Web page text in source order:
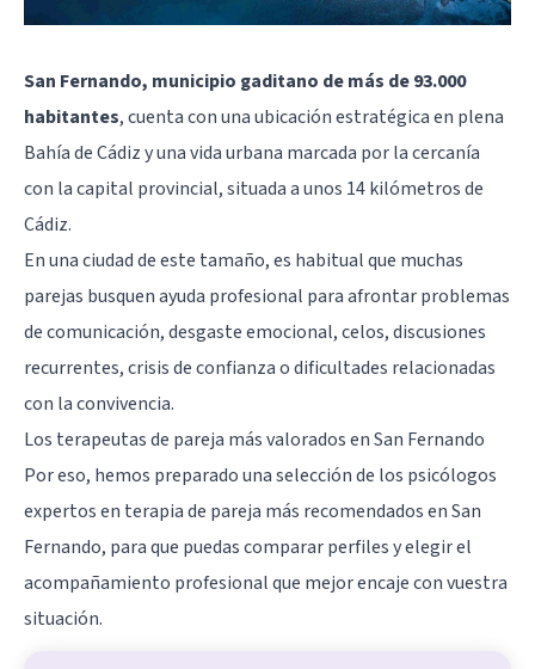
San Fernando, municipio gaditano de más de 93.000
habitantes, cuenta con una ubicación estratégica en plena
Bahía de Cádiz y una vida urbana marcada por la cercanía
con la capital provincial, situada a unos 14 kilómetros de
Cádiz.
En una ciudad de este tamaño, es habitual que muchas
parejas busquen ayuda profesional para afrontar problemas
de comunicación, desgaste emocional, celos, discusiones
recurrentes, crisis de confianza o dificultades relacionadas
con la convivencia.
Los terapeutas de pareja más valorados en San Fernando
Por eso, hemos preparado una selección de los psicólogos
expertos en terapia de pareja más recomendados en San
Fernando, para que puedas comparar perfiles y elegir el
acompañamiento profesional que mejor encaje con vuestra
situación.